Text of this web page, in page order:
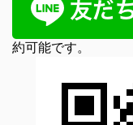
約可能です。